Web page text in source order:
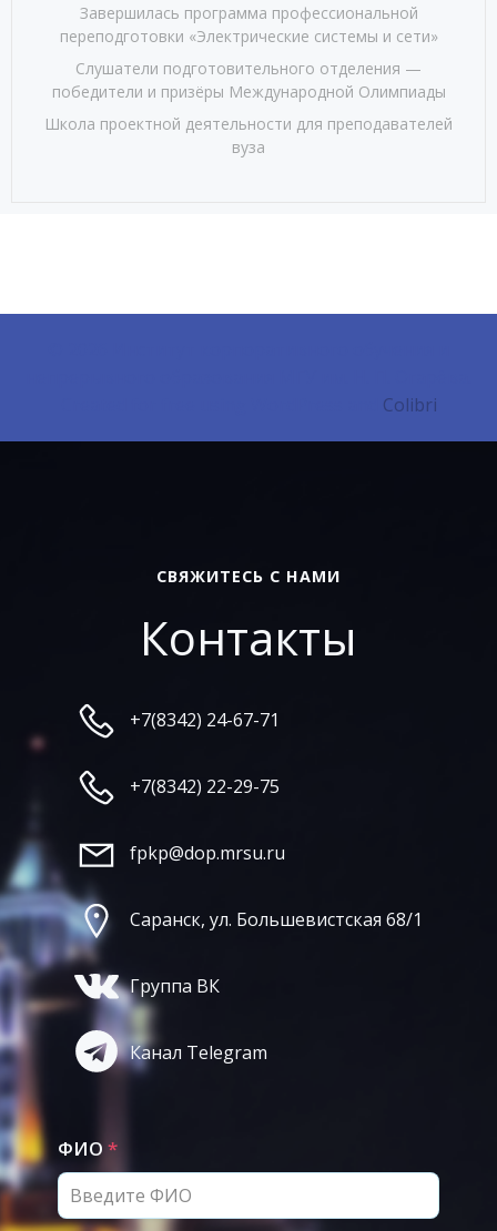
Завершилась программа профессиональной
переподготовки «Электрические системы и сети»
Слушатели подготовительного отделения —
победители и призёры Международной Олимпиады
Школа проектной деятельности для преподавателей
вуза
Colibri
СВЯЖИТЕСЬ С НАМИ
Контакты
+7(8342) 24-67-71
+7(8342) 22-29-75
fpkp@dop.mrsu.ru
Саранск, ул. Большевистская 68/1
Группа ВК
Канал Telegram
ФИО *